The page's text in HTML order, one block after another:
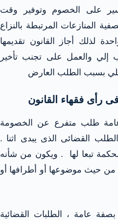
على الخصوم وتوفير وقت
المنازعات المرتبطة بالنزاع
لذلك أجاز القانون تقديمها
إلي والعمل على تجنب تأخير
بسبب الطلب العارض
رأى فقهاء القانون
طلب متفرع عن الخصومة
القضائى الذى يبدى اثنا .
تبعا لها . ويكون من شأنه
من حيث موضوعها أو أطرافها أو
عامة ، الطلبات القضائية